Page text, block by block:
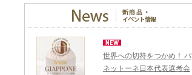
世界への切符をつかめ！ パ
ネットーネ日本代表選考会